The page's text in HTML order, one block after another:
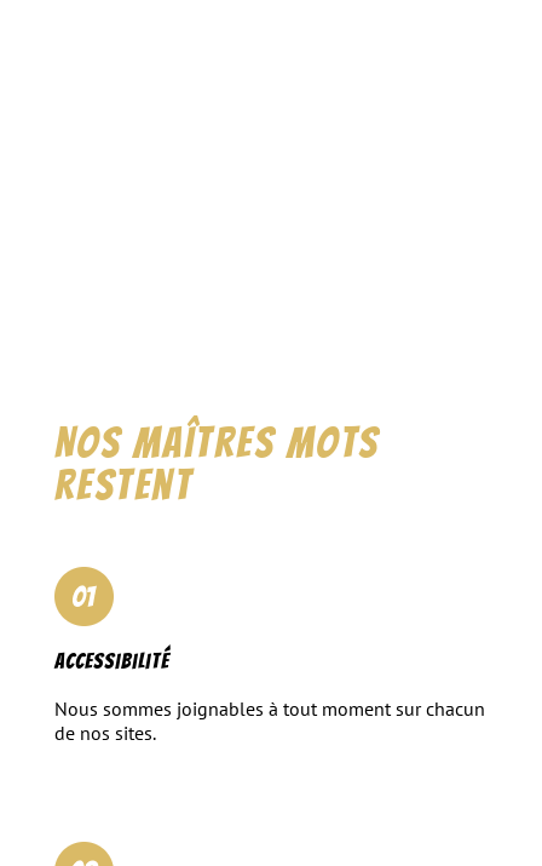
Nos maîtres mots
restent
Accessibilité
Nous sommes joignables à tout moment sur chacun
de nos sites.